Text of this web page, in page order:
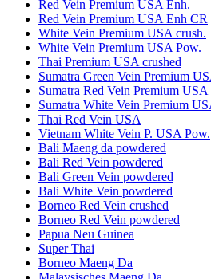
Red Vein Premium USA Enh.
Red Vein Premium USA Enh CR
White Vein Premium USA crush.
White Vein Premium USA Pow.
Thai Premium USA crushed
Sumatra Green Vein Premium
Sumatra Red Vein Premium
Sumatra White Vein Premium
Thai Red Vein USA
Vietnam White Vein P. USA Pow.
Bali Maeng da powdered
Bali Red Vein powdered
Bali Green Vein powdered
Bali White Vein powdered
Borneo Red Vein crushed
Borneo Red Vein powdered
Papua Neu Guinea
Super Thai
Borneo Maeng Da